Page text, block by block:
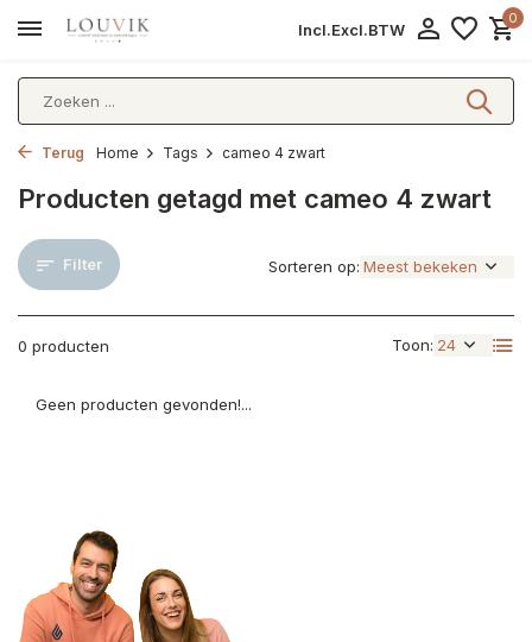
Incl.Excl.BTW
0
Terug Home Tags cameo 4 zwart
Producten getagd met cameo 4 zwart
Filter
0 producten Toon:
Sorteren op:
Geen producten gevonden!...